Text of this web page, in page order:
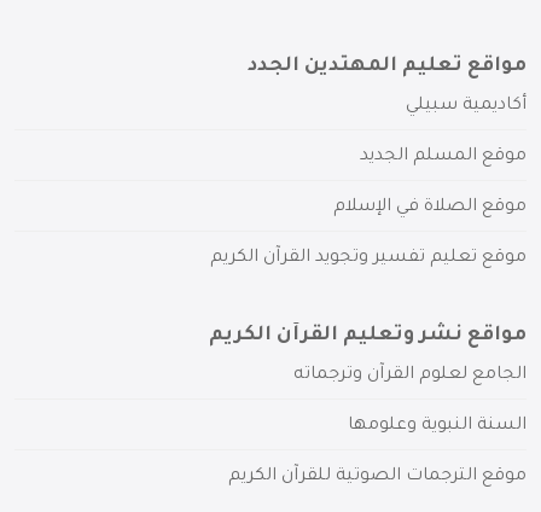
مواقع تعليم المهتدين الجدد
أكاديمية سبيلي
موقع المسلم الجديد
موقع الصلاة في الإسلام
موقع تعليم تفسير وتجويد القرآن الكريم
مواقع نشر وتعليم القرآن الكريم
الجامع لعلوم القرآن وترجماته
السنة النبوية وعلومها
موقع الترجمات الصوتية للقرآن الكريم